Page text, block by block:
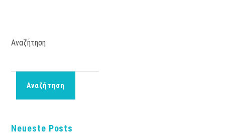
Αναζήτηση
Αναζήτηση
Neueste Posts